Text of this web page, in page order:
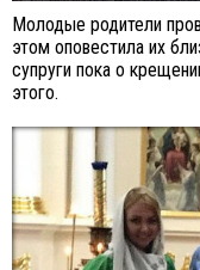
Молодые родители
этом оповестила их
супруги пока о
этого.